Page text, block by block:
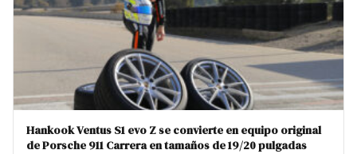
Hankook Ventus S1 evo Z se convierte en equipo original
de Porsche 911 Carrera en tamaños de 19/20 pulgadas